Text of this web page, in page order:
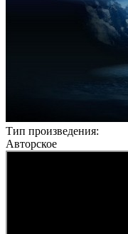
Тип произведения:
Авторское